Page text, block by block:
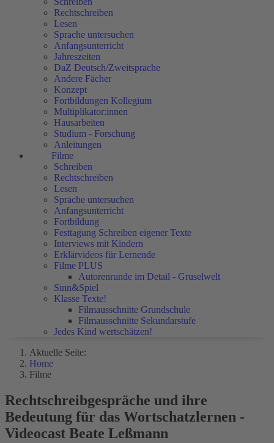
Rechtschreiben
Lesen
Sprache untersuchen
Anfangsunterricht
Jahreszeiten
DaZ Deutsch/Zweitsprache
Andere Fächer
Konzept
Fortbildungen Kollegium
Multiplikator:innen
Hausarbeiten
Studium - Forschung
Anleitungen
Filme
Schreiben
Rechtschreiben
Lesen
Sprache untersuchen
Anfangsunterricht
Fortbildung
Festtagung Schreiben eigener Texte
Interviews mit Kindern
Erklärvideos für Lernende
Filme PLUS
Autorenrunde im Detail - Gruselwelt
Sinn&Spiel
Klasse Texte!
Filmausschnitte Grundschule
Filmausschnitte Sekundarstufe
Jedes Kind wertschätzen!
Aktuelle Seite:
Home
Filme
Rechtschreibgespräche und ihre
Bedeutung für das Wortschatzlernen -
Videocast Beate Leßmann